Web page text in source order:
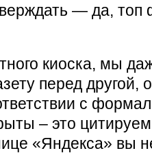
— да, топ
киоска, мы
перед
с
– это
«Яндекса» вы